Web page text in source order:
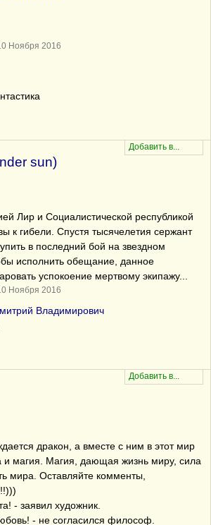
Ноября 2016
sun)
Лир и Социалистической республикой
к гибели. Спустя тысячелетия сержант
в последний бой на звездном
исполнить обещание, данное
успокоение мертвому экипажу...
Ноября 2016
Владимирович
дракон, а вместе с ним в этот мир
и магия. Магия, дающая жизнь миру, сила
мира. Оставляйте комменты,
- заявил художник.
- не согласился философ.